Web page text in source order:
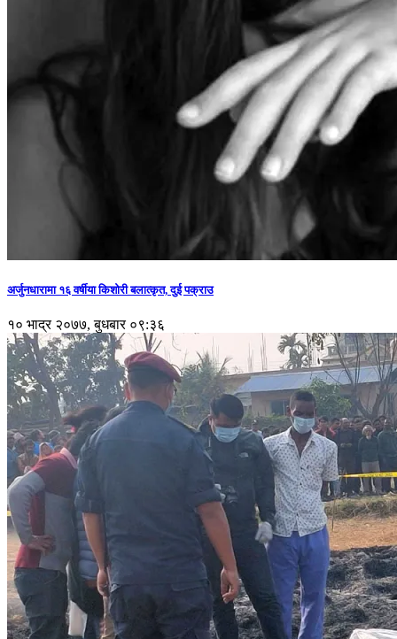
अर्जुनधारामा १६ वर्षीया किशोरी बलात्कृत, दुई पक्राउ
१० भाद्र २०७७, बुधबार ०९:३६